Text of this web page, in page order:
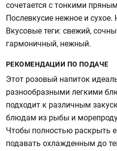
сочетается с тонкими
Послевкусие нежное и
Вкусовые теги: свежий,
гармоничный, нежный.
РЕКОМЕНДАЦИИ ПО ПОДАЧЕ
Этот розовый напиток
разнообразными легкими
подходит к различным
блюдам из рыбы и
Чтобы полностью раскрыть
подавать охлажденным до